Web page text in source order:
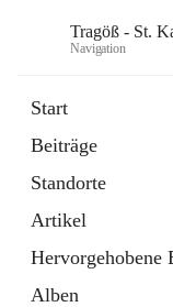
Tragöß - St.
Navigation
Start
Beiträge
Standorte
Artikel
Hervorgehobene
Alben
Externe Webseite
in
Tab
Abenteuerregion
Artikel
öffnet
in
neuem
Tab